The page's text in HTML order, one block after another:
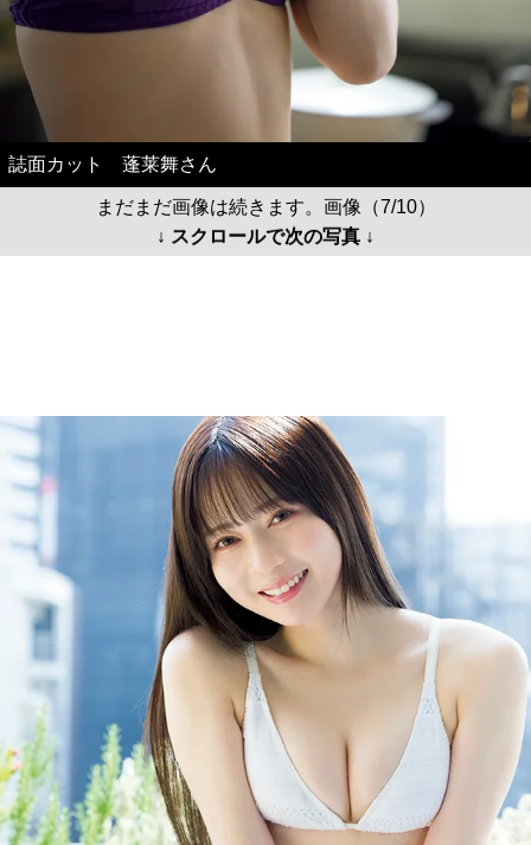
誌面カット 蓬莱舞さん
まだまだ画像は続きます。画像（7/10）
↓ スクロールで次の写真 ↓